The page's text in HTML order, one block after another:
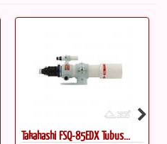
Takahashi FSQ-85EDX Tubus...